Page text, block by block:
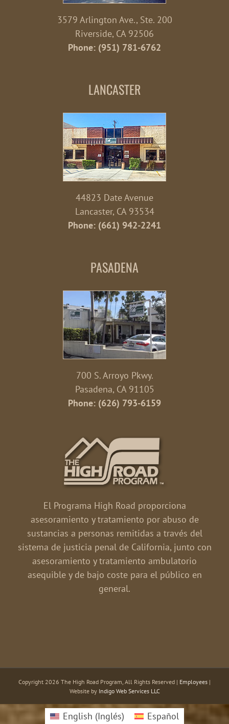
3579 Arlington Ave., Ste. 200
Riverside, CA 92506
Phone: (951) 781-6762
LANCASTER
44823 Date Avenue
Lancaster, CA 93534
Phone: (661) 942-2241
PASADENA
700 S. Arroyo Pkwy.
Pasadena, CA 91105
Phone: (626) 793-6159
El Programa High Road proporciona
asesoramiento y tratamiento por abuso de
sustancias a personas remitidas a través del
sistema de justicia penal de California, junto con
asesoramiento y tratamiento ambulatorio
asequible y de bajo coste para el público en
general.
Copyright 2026 The High Road Program, All Rights Reserved | Employees |
Website by Indigo Web Services LLC
English (Inglés) Español